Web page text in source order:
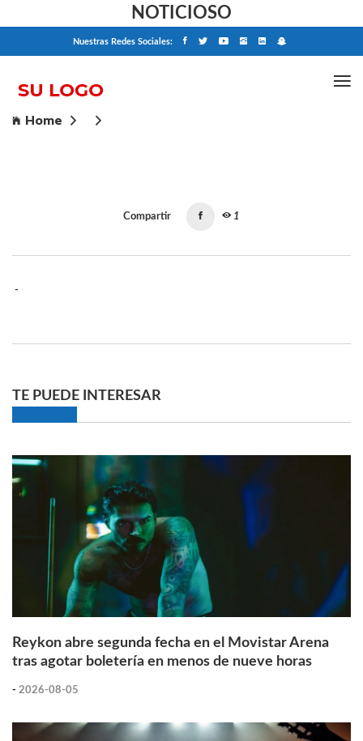
NOTICIOSO
Nuestras Redes Sociales:
Home
Compartir 1
-
TE PUEDE INTERESAR
Reykon abre segunda fecha en el Movistar Arena
tras agotar boletería en menos de nueve horas
- 2026-08-05